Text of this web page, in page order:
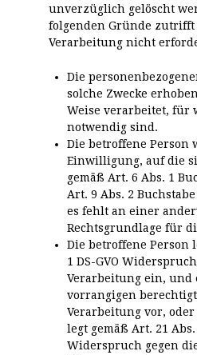
unverzüglich gelöscht
folgenden Gründe zutrifft
Verarbeitung nicht
Die
solche Zwecke
Weise verarbeitet, für
notwendig sind.
Die betroffene
Einwilligung, auf die
gemäß Art. 6 Abs. 1
Art. 9 Abs. 2
es fehlt an einer
Rechtsgrundlage für
Die betroffene Person
1 DS-GVO
Verarbeitung ein, und
vorrangigen
Verarbeitung vor,
legt gemäß Art. 21 Abs.
Widerspruch gegen